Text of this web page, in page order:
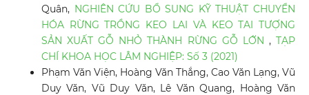
Quân, NGHIÊN CỨU BỔ SUNG KỸ THUẬT CHUYỂN
HÓA RỪNG TRỒNG KEO LAI VÀ KEO TAI TƯỢNG
SẢN XUẤT GỖ NHỎ THÀNH RỪNG GỖ LỚN ,TẠP
CHÍ KHOA HỌC LÂM NGHIỆP: Số 3 (2021)
Phạm Văn Viện, Hoàng Văn Thắng, Cao Văn Lạng, Vũ
Duy Văn, Vũ Duy Văn, Lê Văn Quang, Hoàng Văn